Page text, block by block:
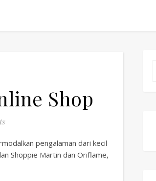
Shop
pengalaman dari kecil
Shoppie Martin dan Oriflame,